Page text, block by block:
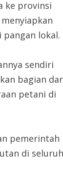
ke provinsi
lokal.
sendiri
bagian
petani di
pemerintah
di seluruh